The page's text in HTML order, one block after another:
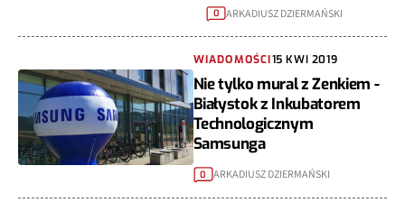
0 ARKADIUSZ DZIERMAŃSKI
WIADOMOŚCI15 KWI 2019
Nie tylko mural z Zenkiem -
Białystok z Inkubatorem
Technologicznym
Samsunga
0 ARKADIUSZ DZIERMAŃSKI